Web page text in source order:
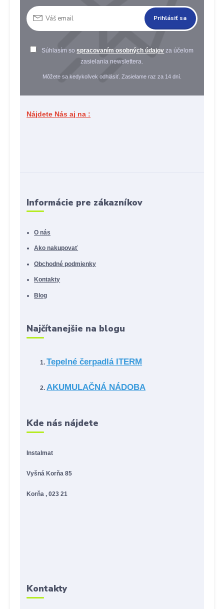
Prihlásiť sa
Súhlasím sospracovaním osobných údajov za účelom
zasielania newslettera.
Môžete sa kedykoľvek odhlásiť. Zasielame raz za 14 dní.
Nájdete Nás aj na :
Informácie pre zákazníkov
O nás
Ako nakupovať
Obchodné podmienky
Kontakty
Blog
Najčítanejšie na blogu
Tepelné čerpadlá ITERM
AKUMULAČNÁ NÁDOBA
Kde nás nájdete
Instalmat
Vyšná Korňa 85
Korňa , 023 21
Kontakty